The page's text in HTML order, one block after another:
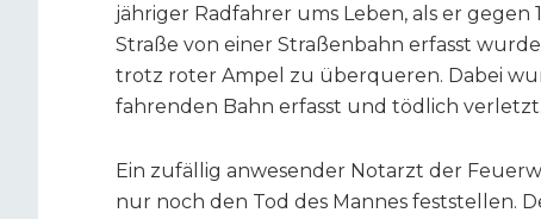
jähriger Radfahrer ums Leben, als er
Straße von einer Straßenbahn erfasst
trotz roter Ampel zu überqueren. Dabei
fahrenden Bahn erfasst und tödlich verletzt.
Ein zufällig anwesender Notarzt der
nur noch den Tod des Mannes feststellen.